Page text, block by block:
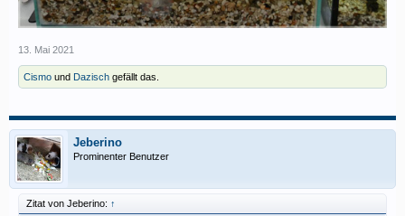
13. Mai 2021
Cismo und Dazisch gefällt das.
Jeberino
Prominenter Benutzer
Zitat von Jeberino: ↑